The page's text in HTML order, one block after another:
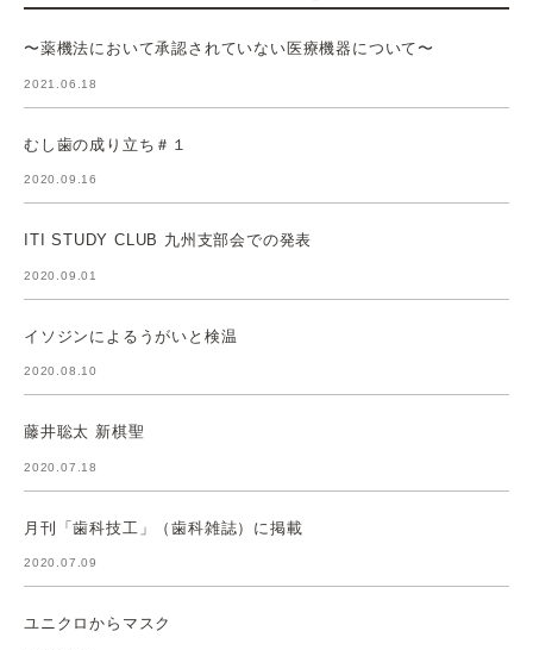
〜薬機法において承認されていない医療機器について〜
2021.06.18
むし歯の成り立ち＃１
2020.09.16
ITI STUDY CLUB 九州支部会での発表
2020.09.01
イソジンによるうがいと検温
2020.08.10
藤井聡太 新棋聖
2020.07.18
月刊「歯科技工」（歯科雑誌）に掲載
2020.07.09
ユニクロからマスク